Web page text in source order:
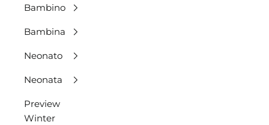
Bambino
Bambina
Neonato
Neonata
Preview
Winter